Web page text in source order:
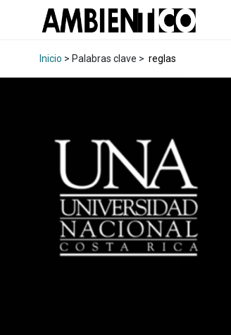
Inicio > Palabras clave > reglas